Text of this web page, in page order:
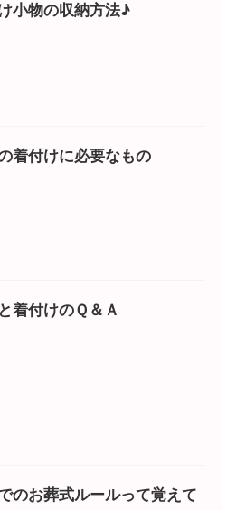
小物の収納方法♪
着付けに必要なもの
着付けのＱ＆Ａ
のお葬式ルールって覚えて